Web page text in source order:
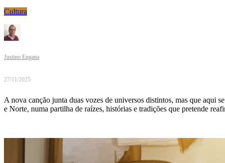
Cultura
Justino Engana
27/11/2025
A nova canção junta duas vozes de universos distintos, mas que aqui
e Norte, numa partilha de raízes, histórias e tradições que pretende